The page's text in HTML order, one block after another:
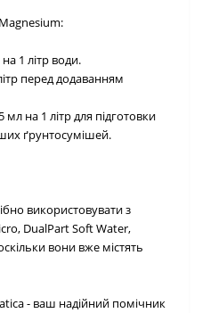
1 літр води.
перед додаванням
на 1 літр для підготовки
ґрунтосумішей.
використовувати з
DualPart Soft Water,
вони вже містять
- ваш надійний помічник